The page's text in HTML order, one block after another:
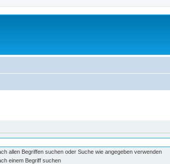
allen Begriffen suchen oder Suche wie angegeben verwenden
einem Begriff suchen